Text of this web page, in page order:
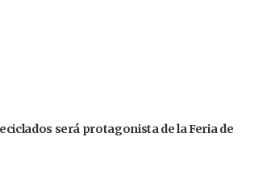
será protagonista de la Feria de